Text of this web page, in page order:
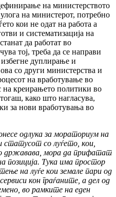
на министерството
на министерот, потребно
кои не одат на работа а
и систематизација на
да работат во
тој, треба да се направи
дуплирање и
со други министерства и
на вработување во
на креирањето политики во
како што нагласува,
за нови вработувања во
одлука за мораториум на
статусот со луѓето, кои,
државава, мора да прифатат
позиција. Тука има простор
на луѓе кои земале пари од
кон граѓаните, а дел од
во рамките на еден